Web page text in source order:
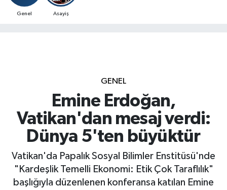
Genel Asayiş
GENEL
Emine Erdoğan,
Vatikan'dan mesaj verdi:
Dünya 5'ten büyüktür
Vatikan'da Papalık Sosyal Bilimler Enstitüsü'nde
"Kardeşlik Temelli Ekonomi: Etik Çok Taraflılık"
başlığıyla düzenlenen konferansa katılan Emine